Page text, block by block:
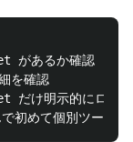
があるか確認
を確認
け明示的にロード